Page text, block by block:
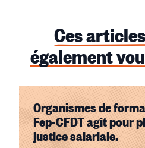
Ces
également
Organismes de
Fep-CFDT agit pour
justice salariale.